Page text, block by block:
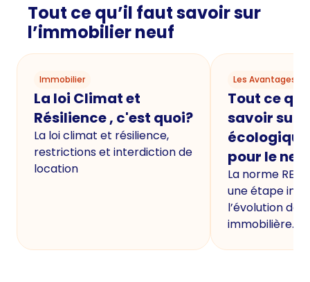
Tout ce qu’il faut savoir sur
l’immobilier neuf
Immobilier
La loi Climat et
Résilience , c'est quoi?
La loi climat et résilience,
restrictions et interdiction de
location
Les Avantages
Tout ce
savoir sur
écologique
pour le
La norme
une étape
l’évolution de
immobilière.